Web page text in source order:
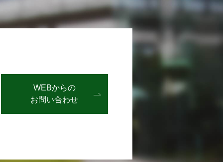
WEBからの
お問い合わせ